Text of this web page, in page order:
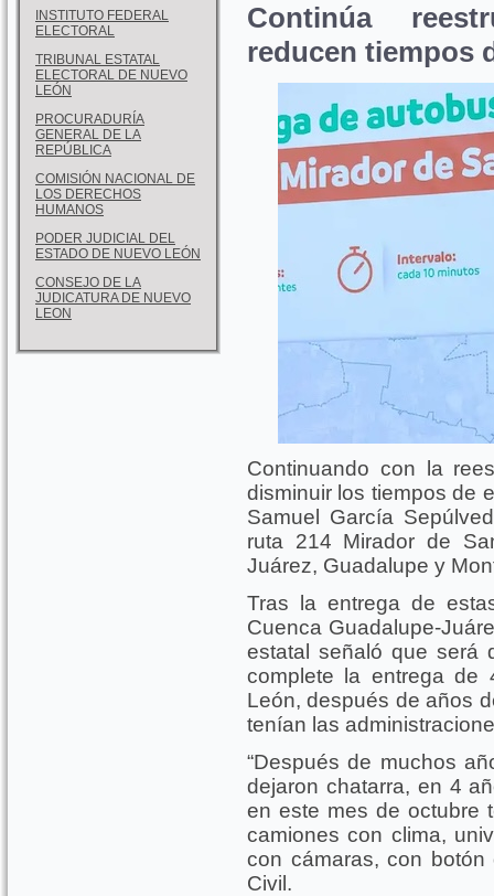
INSTITUTO FEDERAL
ELECTORAL
TRIBUNAL ESTATAL
ELECTORAL DE NUEVO
LEÓN
PROCURADURÍA
GENERAL DE LA
REPÚBLICA
COMISIÓN NACIONAL DE
LOS DERECHOS
HUMANOS
PODER JUDICIAL DEL
ESTADO DE NUEVO LEÓN
CONSEJO DE LA
JUDICATURA DE NUEVO
LEON
Continúa
reducen tiempos
Continuando con la
disminuir los tiempos de
Samuel García
ruta 214 Mirador de
Juárez, Guadalupe y
Tras la entrega de
Cuenca Guadalupe-
estatal señaló que será
complete la entrega de
León, después de años
tenían las
“Después de muchos
dejaron chatarra, en 4
en este mes de octubre
camiones con clima,
con cámaras, con
Civil.